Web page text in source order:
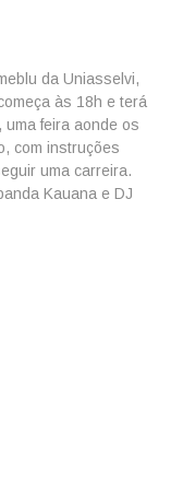
da Uniasselvi,
às 18h e terá
feira aonde os
com instruções
uma carreira.
Kauana e DJ